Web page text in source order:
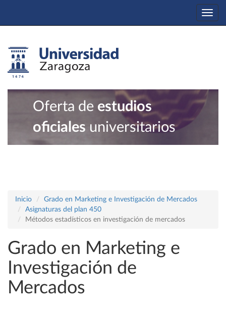
Oferta de estudios
oficiales universitarios
Inicio
Grado en Marketing e Investigación de Mercados
Asignaturas del plan 450
Métodos estadísticos en investigación de mercados
Grado en Marketing e
Investigación de
Mercados